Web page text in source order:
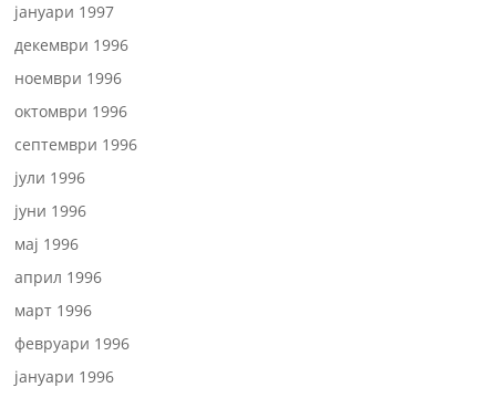
јануари 1997
декември 1996
ноември 1996
октомври 1996
септември 1996
јули 1996
јуни 1996
мај 1996
април 1996
март 1996
февруари 1996
јануари 1996